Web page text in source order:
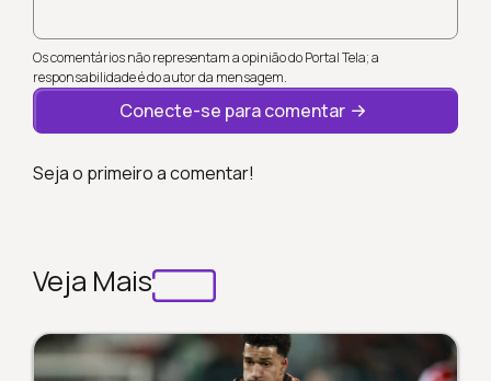
Os comentários não representam a opinião do Portal Tela; a
responsabilidade é do autor da mensagem.
Conecte-se para comentar
Seja o primeiro a comentar!
Veja Mais